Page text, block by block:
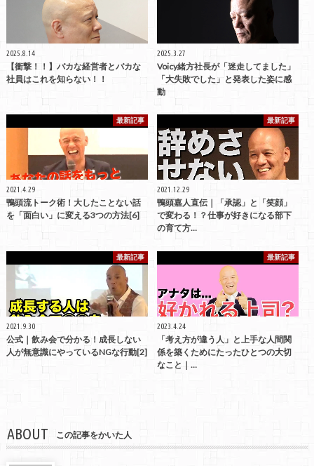
2025.8.14
【衝撃！！】バカな経営者とバカな
社員はこれを知らない！！
2025.3.27
Voicy緒方社長が「迷走してました」
「大失敗でした」と発表した姿に感
動
最新記事
2021.4.29
鴨頭流トーク術！大したことない話
を「面白い」に変える3つの方法[6]
最新記事
2021.12.29
鴨頭嘉人直伝｜「承認」と「笑顔」
で変わる！？仕事が好きになる部下
の育て方…
最新記事
2021.9.30
公式｜飲み会で分かる！成長しない
人が無意識にやっているNGな行動[2]
最新記事
2023.4.24
「考え方が違う人」と上手な人間関
係を築くためにたったひとつの大切
なこと｜…
ABOUT この記事をかいた人